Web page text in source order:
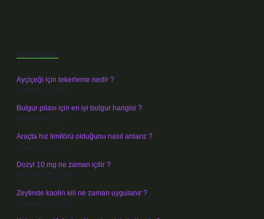
Son Yazılar
Ayçiçeği için tekerleme nedir ?
Ağustos 5, 2026
Bulgur pilavı için en iyi bulgur hangisi ?
Ağustos 4, 2026
Araçta hız limitörü olduğunu nasıl anlarız ?
Ağustos 4, 2026
Dozyl 10 mg ne zaman içilir ?
Temmuz 30, 2026
Zeytinde kaolin kili ne zaman uygulanır ?
Temmuz 29, 2026